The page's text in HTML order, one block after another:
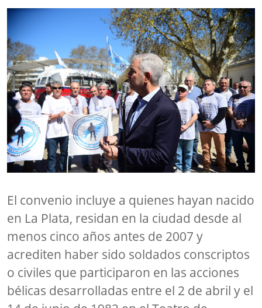
El convenio incluye a quienes hayan nacido
en La Plata, residan en la ciudad desde al
menos cinco años antes de 2007 y
acrediten haber sido soldados conscriptos
o civiles que participaron en las acciones
bélicas desarrolladas entre el 2 de abril y el